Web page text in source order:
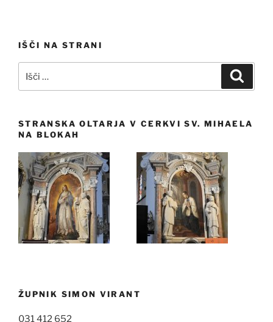
IŠČI NA STRANI
STRANSKA OLTARJA V CERKVI SV. MIHAELA
NA BLOKAH
ŽUPNIK SIMON VIRANT
031 412 652